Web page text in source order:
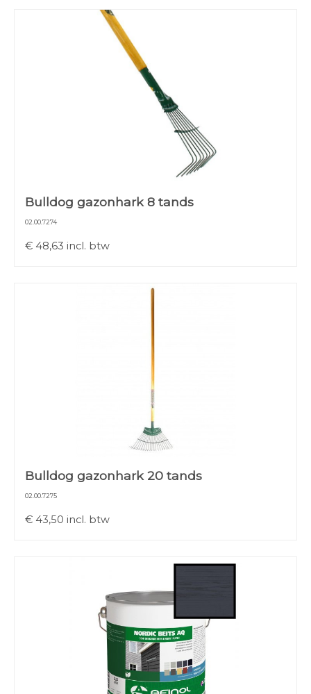
Bulldog gazonhark 8 tands
02.00.7274
€ 48,63 incl. btw
Bulldog gazonhark 20 tands
02.00.7275
€ 43,50 incl. btw